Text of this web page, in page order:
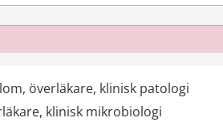
överläkare, klinisk patologi
klinisk mikrobiologi